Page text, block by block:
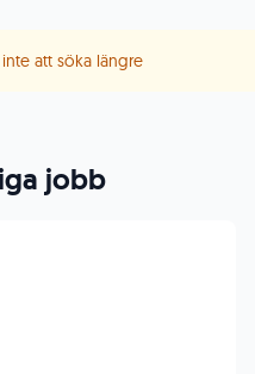
att söka längre
jobb